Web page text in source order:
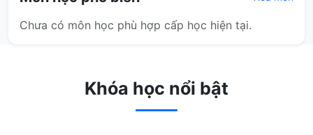
Chưa có môn học phù hợp cấp học hiện tại.
Khóa học nổi bật